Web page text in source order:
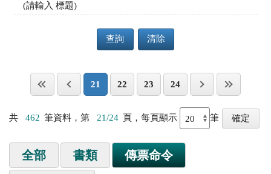
(請輸入 標題)
查詢 清除
21 22 23 24
共 462 筆資料，第 21/24 頁，每頁顯示 筆
全部 書類 傳票命令